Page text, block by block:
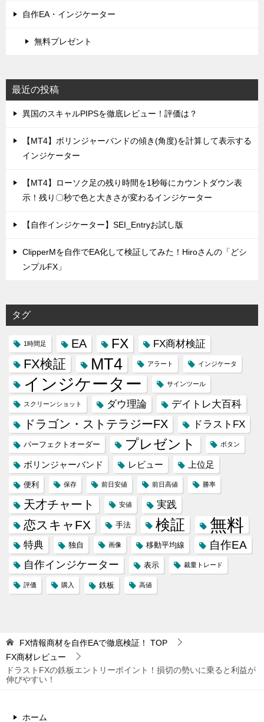
自作EA・インジケーター
無料プレゼント
最近の投稿
異国のスキャルPIPSを徹底レビュー！評価は？
【MT4】ボリンジャーバンドの傾き(角度)を計算して表示する
インジケーター
【MT4】ローソク足の残り時間を1秒毎にカウントダウン表
示！残り〇秒で色と大きさが変わるインジケーター
【自作インジケーター】SEI_Entryお試し版
ClipperMを自作でEA化して検証してみた！Hiroさんの「どシ
ンプルFX」
タグ
1時間足 EA FX FX商材検証
FX検証 MT4 アラート インジケータ
インジケーター サインツール
スクリーンショット ダウ理論 デイトレ大百科
ドラゴン・ストテラジーFX ドラストFX
パーフェクトオーダー プレゼント ボタン
ボリンジャーバンド レビュー 上位足
便利 保存 前日安値 前日高値 勝率
天才チャート 安値 実践
恋スキャFX 手法 検証 無料
特典 独自 画像 移動平均線 自作EA
自作インジケーター 表示 裁量トレード
評価 購入 鉄板 高値
FX情報商材を自作EAで徹底検証！
TOP
FX商材レビュー
ドラストFXの鉄板エントリーポイント！損切の勢いに乗ると利益が
伸びやすい！
ホーム